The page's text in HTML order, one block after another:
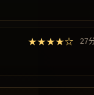
★★★★☆ 27